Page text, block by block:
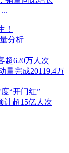
！
分析
超620万人次
量完成20119.4万
“开门红”
计超15亿人次